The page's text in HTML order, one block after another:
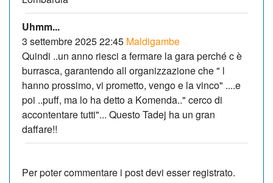
Uhmm...
3 settembre 2025 22:45 Maldigambe
Quindi ..un anno riesci a fermare la gara perché c è
burrasca, garantendo all organizzazione che " l
hanno prossimo, vi prometto, vengo e la vinco" ....e
poi ..puff, ma lo ha detto a Komenda.." cerco di
accontentare tutti"... Questo Tadej ha un gran
daffare!!
Per poter commentare i post devi esser registrato.